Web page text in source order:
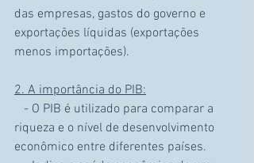
das empresas, gastos do governo e
exportações líquidas (exportações
menos importações).
2. A importância do PIB:
riqueza e o nível de desenvolvimento
econômico entre diferentes países.